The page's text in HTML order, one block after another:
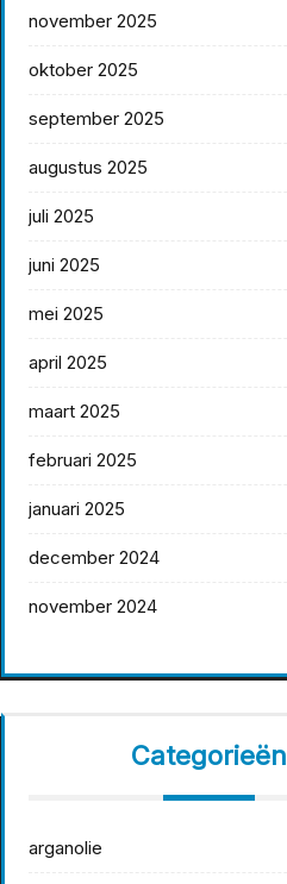
november 2025
oktober 2025
september 2025
augustus 2025
juli 2025
juni 2025
mei 2025
april 2025
maart 2025
februari 2025
januari 2025
december 2024
november 2024
Categorieën
arganolie